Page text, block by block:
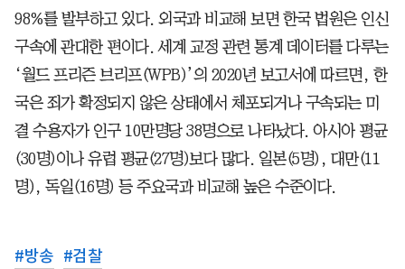
98%를 발부하고 있다. 외국과 비교해 보면 한국 법원은 인신
구속에 관대한 편이다. 세계 교정 관련 통계 데이터를 다루는
‘월드 프리즌 브리프(WPB)’의 2020년 보고서에 따르면, 한
국은 죄가 확정되지 않은 상태에서 체포되거나 구속되는 미
결 수용자가 인구 10만명당 38명으로 나타났다. 아시아 평균
(30명)이나 유럽 평균(27명)보다 많다. 일본(5명), 대만(11
명), 독일(16명) 등 주요국과 비교해 높은 수준이다.
#방송 #검찰